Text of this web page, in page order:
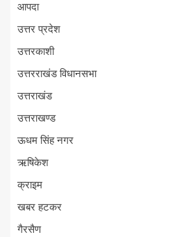
आपदा
उत्तर प्रदेश
उत्तरकाशी
उत्तरराखंड विधानसभा
उत्तराखंड
उत्तराखण्ड
ऊधम सिंह नगर
ऋषिकेश
क्राइम
खबर हटकर
गैरसैण